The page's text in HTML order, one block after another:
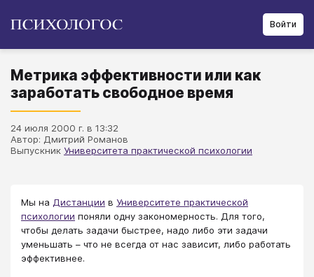
Войти
Метрика эффективности или как
заработать свободное время
24 июля 2000 г. в 13:32
Автор: Дмитрий Романов
Выпускник Университета практической психологии
Мы на Дистанции в Университете практической
психологии поняли одну закономерность. Для того,
чтобы делать задачи быстрее, надо либо эти задачи
уменьшать – что не всегда от нас зависит, либо работать
эффективнее.